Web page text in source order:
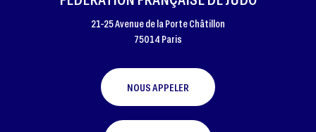
21-25 Avenue de la Porte Châtillon
75014 Paris
NOUS APPELER